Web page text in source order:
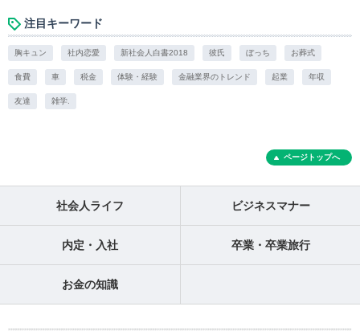
注目キーワード
胸キュン 社内恋愛 新社会人白書2018 彼氏 ぼっち お葬式
食費 車 税金 体験・経験 金融業界のトレンド 起業 年収
友達 雑学.
ページトップへ
社会人ライフ ビジネスマナー
内定・入社 卒業・卒業旅行
お金の知識